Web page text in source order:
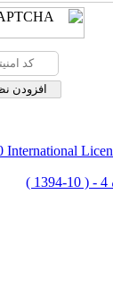
International